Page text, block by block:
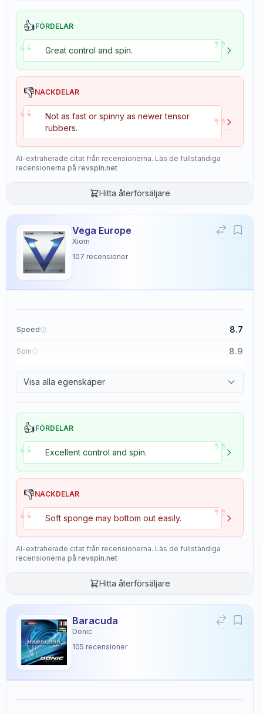
👍FÖRDELAR
“ Great control and spin. ”
👎NACKDELAR
“
Not as fast or spinny as newer tensor
rubbers.
”
AI-extraherade citat från recensionerna. Läs de fullständiga
recensionerna på revspin.net
Hitta återförsäljare
Vega Europe
Xiom
107 recensioner
Speed 8.7
Spin 8.9
Visa alla egenskaper
👍FÖRDELAR
“ Excellent control and spin. ”
👎NACKDELAR
“ Soft sponge may bottom out easily. ”
AI-extraherade citat från recensionerna. Läs de fullständiga
recensionerna på revspin.net
Hitta återförsäljare
Baracuda
Donic
105 recensioner